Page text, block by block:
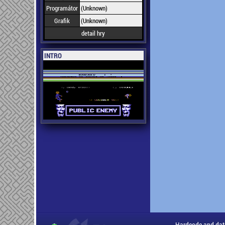
Programátor (Unknown)
Grafik
(Unknown)
detail hry
INTRO